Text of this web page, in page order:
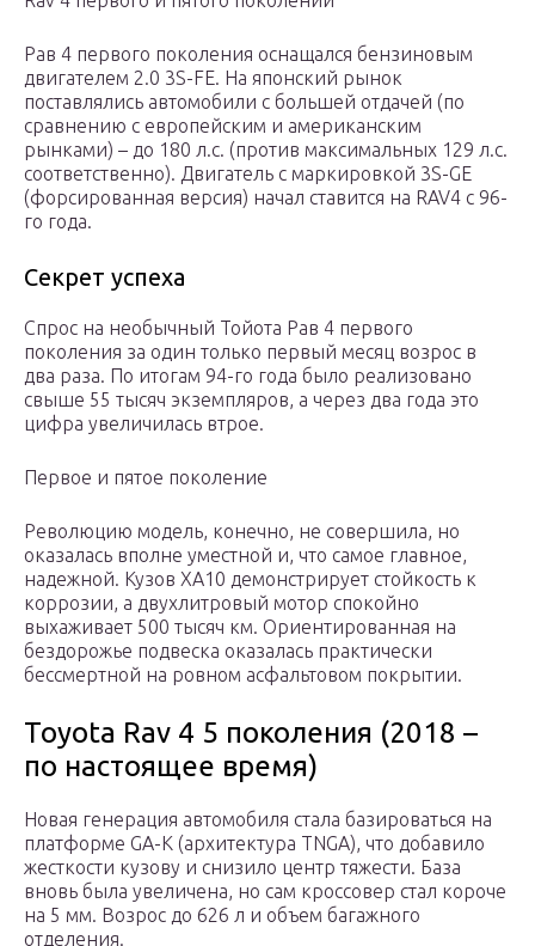
Рав 4 первого поколения оснащался бензиновым
двигателем 2.0 3S-FE. На японский рынок
поставлялись автомобили с большей отдачей (по
сравнению с европейским и американским
рынками) – до 180 л.с. (против максимальных 129 л.с.
соответственно). Двигатель с маркировкой 3S-GE
(форсированная версия) начал ставится на RAV4 с 96-
го года.
Секрет успеха
Спрос на необычный Тойота Рав 4 первого
поколения за один только первый месяц возрос в
два раза. По итогам 94-го года было реализовано
свыше 55 тысяч экземпляров, а через два года это
цифра увеличилась втрое.
Первое и пятое поколение
Революцию модель, конечно, не совершила, но
оказалась вполне уместной и, что самое главное,
надежной. Кузов XA10 демонстрирует стойкость к
коррозии, а двухлитровый мотор спокойно
выхаживает 500 тысяч км. Ориентированная на
бездорожье подвеска оказалась практически
бессмертной на ровном асфальтовом покрытии.
Toyota Rav 4 5 поколения (2018 –
по настоящее время)
Новая генерация автомобиля стала базироваться на
платформе GA-K (архитектура TNGA), что добавило
жесткости кузову и снизило центр тяжести. База
вновь была увеличена, но сам кроссовер стал короче
на 5 мм. Возрос до 626 л и объем багажного
отделения.